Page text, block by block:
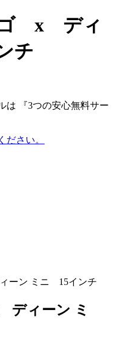
ゴ x ディ
チ
は
『3つの安心無料サー
ーン ミニ 15インチ
ィーン ミ